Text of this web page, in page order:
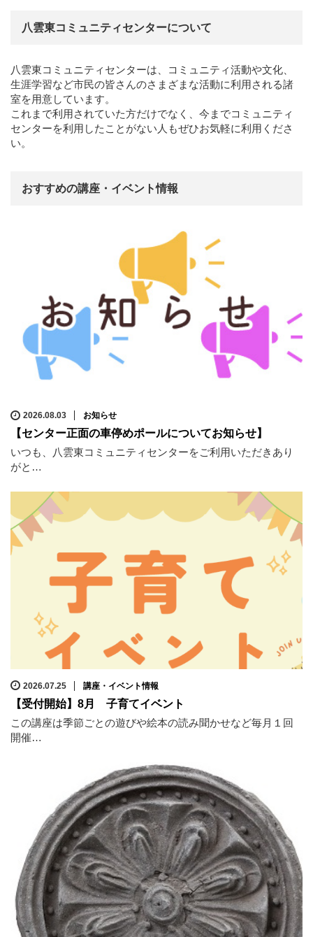
八雲東コミュニティセンターについて
八雲東コミュニティセンターは、コミュニティ活動や文化、
生涯学習など市民の皆さんのさまざまな活動に利用される諸
室を用意しています。
これまで利用されていた方だけでなく、今までコミュニティ
センターを利用したことがない人もぜひお気軽に利用くださ
い。
おすすめの講座・イベント情報
2026.08.03 お知らせ
【センター正面の車停めポールについてお知らせ】
いつも、八雲東コミュニティセンターをご利用いただきあり
がと…
2026.07.25 講座・イベント情報
【受付開始】8月 子育てイベント
この講座は季節ごとの遊びや絵本の読み聞かせなど毎月１回
開催…